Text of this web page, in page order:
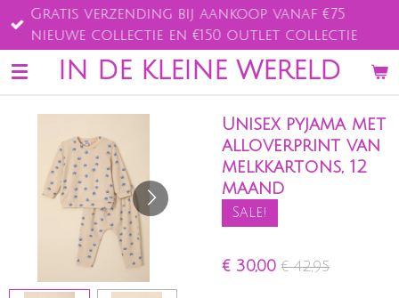
Ga
direct
naar
de
IN DE KLEINE WERELD
Gratis verzending bij aankoop vanaf €75
nieuwe collectie en €150 outlet collectie
Unisex pyjama met
alloverprint van
melkkartons, 12
maand
Sale!
€ 30,00 € 42,95